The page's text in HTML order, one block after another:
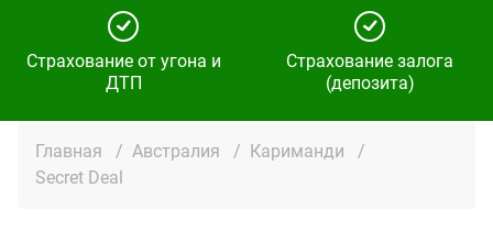
Страхование от угона и
ДТП
Страхование залога
(депозита)
Главная / Австралия / Кариманди
/
Secret Deal